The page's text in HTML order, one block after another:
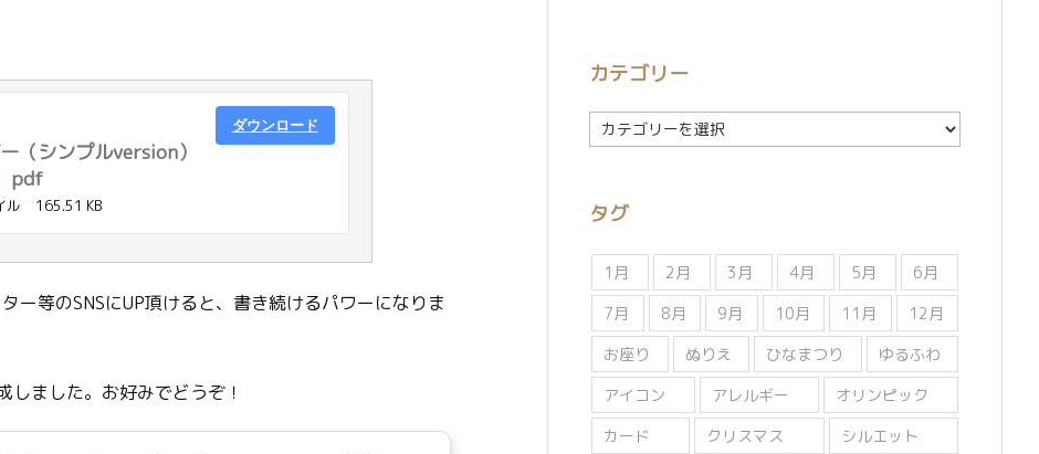
（シンプルversion）
pdf
ル 165.51 KB
ダウンロード
ー等のSNSにUP頂けると、書き続けるパワーになりま
ました。お好みでどうぞ！
カテゴリー
カ
テ
ー
タグ
1月 2月 3月 4月 5月
6月
7月
8月 9月 10月 11月
12月
お座り
ぬりえ ひなまつり
ゆるふわ
アイコン
アレルギー
オリンピック
カード
クリスマス
シルエット